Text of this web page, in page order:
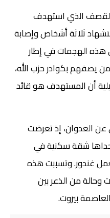
القصف الذي استهدف
ثلاثة أشخاص وإصابة
هذه الهجمات في إطار
يصفهم بكوادر حزب الله،
أن المستهدف هو قائد
عن العدوان، إذ تعرضت
شقة سكنية في
غندور. وتسببت هذه
وحالة من الذعر بين
بيروت.